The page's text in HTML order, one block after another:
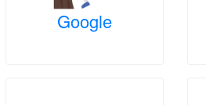
Google